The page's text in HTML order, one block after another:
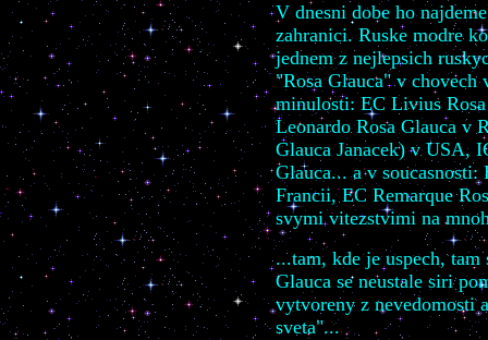
V dnesni dobe ho
zahranici. Ruske modre
jednem z nejlepsich
"Rosa Glauca" v
minulosti: EC Livius
Leonardo Rosa Glauca v
Glauca Janacek) v USA,
Glauca... a v
Francii, EC Remarque
svymi vitezstvimi na
...tam, kde je uspech,
Glauca se neustale siri
vytvoreny z nevedomosti
sveta"...